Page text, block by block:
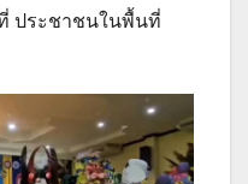
ประชาชนในพื้นที่